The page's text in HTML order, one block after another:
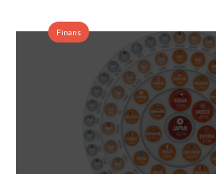
Finans